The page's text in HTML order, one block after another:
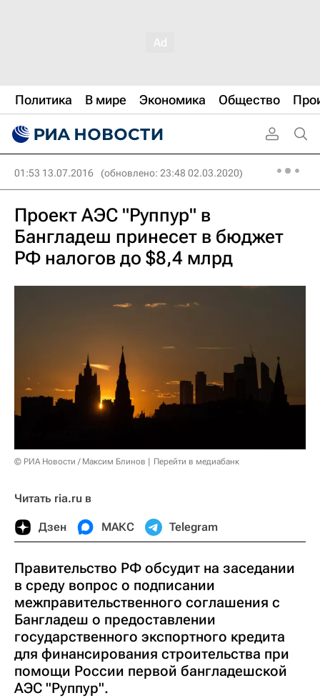
Политика В мире Экономика Общество
01:53 13.07.2016 (обновлено: 23:48 02.03.2020)
Проект АЭС "Руппур" в
Бангладеш принесет в бюджет
РФ налогов до $8,4 млрд
© РИА Новости / Максим Блинов Перейти в медиабанк
Читать ria.ru в
Дзен МАКС Telegram
Правительство РФ обсудит на заседании
в среду вопрос о подписании
межправительственного соглашения с
Бангладеш о предоставлении
государственного экспортного кредита
для финансирования строительства при
помощи России первой бангладешской
АЭС "Руппур".